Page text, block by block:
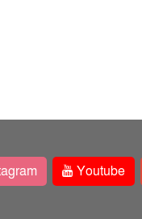
Youtube